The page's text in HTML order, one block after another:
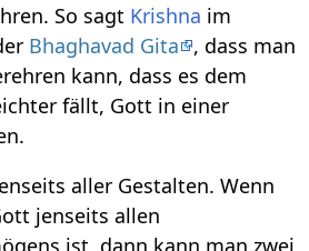
So sagt Krishna im
Bhaghavad Gita
, dass man
kann, dass es dem
fällt, Gott in einer
aller Gestalten. Wenn
jenseits allen
ist, dann kann man zwei